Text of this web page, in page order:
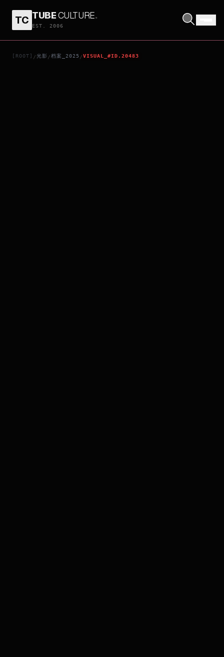
TC TUBECULTURE.
EST. 2006
[ROOT] /光影 /档案_2025 /VISUAL_#ID.20483
GIRLS BAND CRY - THE COMPILATION MOVIE: PART 2, HEY, OUR FUTURE.